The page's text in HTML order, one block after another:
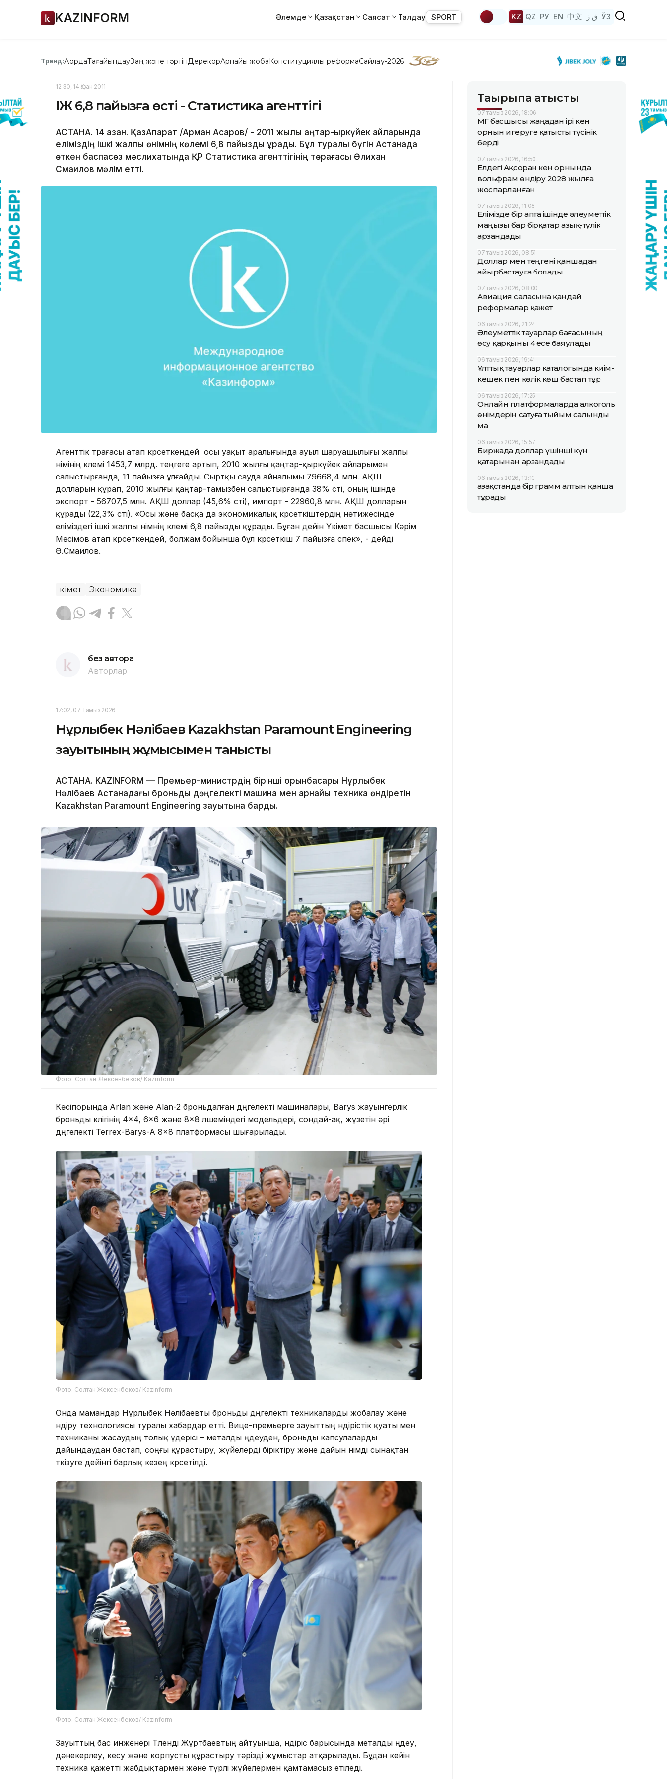
KAZINFORM Әлемде Қазақстан Саясат Талдау SPORT KZ QZ РУ EN 中文 ق ز ЎЗ
Тренд:АқордаТағайындауЗаң және тәртіпДерекқорАрнайы жобаКонституциялық реформаСайлау-2026
12:30, 14 Қазан 2011
ІЖӨ 6,8 пайызға өсті - Статистика агенттігі
АСТАНА. 14 қазан. ҚазАқпарат /Арман Асқаров/ - 2011 жылы қаңтар-қыркүйек айларында
еліміздің ішкі жалпы өнімнің көлемі 6,8 пайызды құрады. Бұл туралы бүгін Астанада
өткен баспасөз мәслихатында ҚР Статистика агенттігінің төрағасы Әлихан
Смаилов мәлім етті.
Агенттік төрағасы атап көрсеткендей, осы уақыт аралығында ауыл шаруашылығы жалпы
өнімінің көлемі 1453,7 млрд. теңгеге артып, 2010 жылғы қаңтар-қыркүйек айларымен
салыстырғанда, 11 пайызға ұлғайды. Сыртқы сауда айналымы 79668,4 млн. АҚШ
долларын құрап, 2010 жылғы қаңтар-тамызбен салыстырғанда 38% өсті, оның ішінде
экспорт - 56707,5 млн. АҚШ доллар (45,6% өсті), импорт - 22960,8 млн. АҚШ долларын
құрады (22,3% өсті). «Осы және басқа да экономикалық көрсеткіштердің нәтижесінде
еліміздегі ішкі жалпы өнімнің көлемі 6,8 пайызды құрады. Бұған дейін Үкімет басшысы Кәрім
Мәсімов атап көрсеткендей, болжам бойынша бұл көрсеткіш 7 пайызға өспек», - дейді
Ә.Смаилов.
Үкімет Экономика
без автора
Авторлар
17:02, 07 Тамыз 2026
Нұрлыбек Нәлібаев Kazakhstan Paramount Engineering
зауытының жұмысымен танысты
АСТАНА. KAZINFORM — Премьер-министрдің бірінші орынбасары Нұрлыбек
Нәлібаев Астанадағы броньды дөңгелекті машина мен арнайы техника өндіретін
Kazakhstan Paramount Engineering зауытына барды.
Фото: Солтан Жексенбеков/ Kazinform
Кәсіпорында Arlan және Alan-2 броньдалған дөңгелекті машиналары, Barys жауынгерлік
броньды көлігінің 4×4, 6×6 және 8×8 өлшеміндегі модельдері, сондай-ақ, жүзетін әрі
дөңгелекті Terrex-Barys-A 8×8 платформасы шығарылады.
Фото: Солтан Жексенбеков/ Kazinform
Онда мамандар Нұрлыбек Нәлібаевты броньды дөңгелекті техникаларды жобалау және
өндіру технологиясы туралы хабардар етті. Вице-премьерге зауыттың өндірістік қуаты мен
техниканы жасаудың толық үдерісі – металды өңдеуден, броньды капсулаларды
дайындаудан бастап, соңғы құрастыру, жүйелерді біріктіру және дайын өнімді сынақтан
өткізуге дейінгі барлық кезең көрсетілді.
Фото: Солтан Жексенбеков/ Kazinform
Зауыттың бас инженері Төленді Жұртбаевтың айтуынша, өндіріс барысында металды өңдеу,
дәнекерлеу, кесу және корпусты құрастыру тәрізді жұмыстар атқарылады. Бұдан кейін
техника қажетті жабдықтармен және түрлі жүйелермен қамтамасыз етіледі.
Тақырыпқа қатысты
07 тамыз 2026, 18:06
ҚМГ басшысы жаңадан ірі кен
орнын игеруге қатысты түсінік
берді
07 тамыз 2026, 16:50
Елдегі Ақсоран кен орнында
вольфрам өндіру 2028 жылға
жоспарланған
07 тамыз 2026, 11:08
Елімізде бір апта ішінде әлеуметтік
маңызы бар бірқатар азық-түлік
арзандады
07 тамыз 2026, 08:51
Доллар мен теңгені қаншадан
айырбастауға болады
07 тамыз 2026, 08:00
Авиация саласына қандай
реформалар қажет
06 тамыз 2026, 21:24
Әлеуметтік тауарлар бағасының
өсу қарқыны 4 есе баяулады
06 тамыз 2026, 19:41
Ұлттық тауарлар каталогында киім-
кешек пен көлік көш бастап тұр
06 тамыз 2026, 17:25
Онлайн платформаларда алкоголь
өнімдерін сатуға тыйым салынды
ма
06 тамыз 2026, 15:57
Биржада доллар үшінші күн
қатарынан арзандады
06 тамыз 2026, 13:10
Қазақстанда бір грамм алтын қанша
тұрады